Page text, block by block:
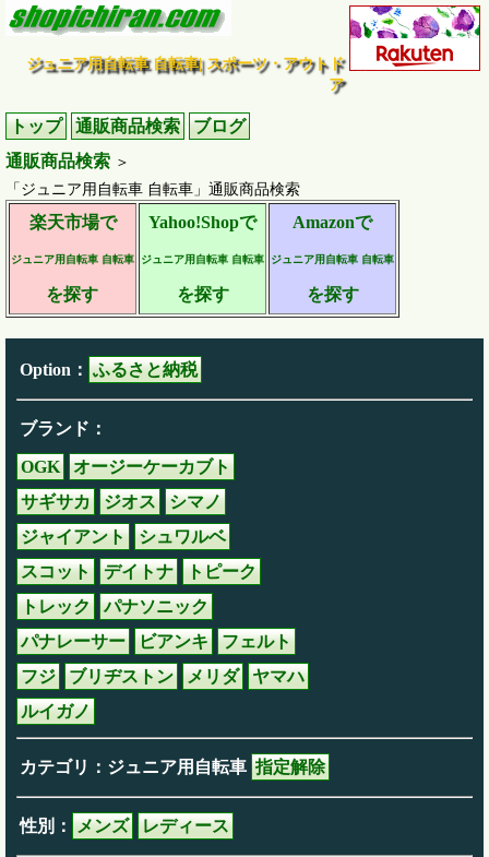
ジュニア用自転車 自転車| スポーツ・アウトド
ア
トップ 通販商品検索
ブログ
通販商品検索 ＞
「ジュニア用自転車 自転車」通販商品検索
楽天市場で
ジュニア用自転車 自転車
を探す
Yahoo!Shopで
ジュニア用自転車 自転車
を探す
Amazonで
ジュニア用自転車 自転車
を探す
Option： ふるさと納税
ブランド：
OGK
オージーケーカブト
サギサカ
ジオス
シマノ
ジャイアント
シュワルベ
スコット
デイトナ
トピーク
トレック
パナソニック
パナレーサー
ビアンキ
フェルト
フジ
ブリヂストン メリダ
ヤマハ
ルイガノ
カテゴリ：ジュニア用自転車 指定解除
性別： メンズ レディース